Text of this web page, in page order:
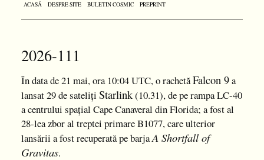
ACASĂ DESPRE SITE BULETIN COSMIC PREPRINT
2026-111
În data de 21 mai, ora 10:04 UTC, o rachetăFalcon 9a
lansat 29 de sateliți Starlink(10.31), de pe rampa LC-40
a centrului spațial Cape Canaveral din Florida; a fost al
28-lea zbor al treptei primare B1077, care ulterior
lansării a fost recuperată pe barjaA Shortfall of
Gravitas.